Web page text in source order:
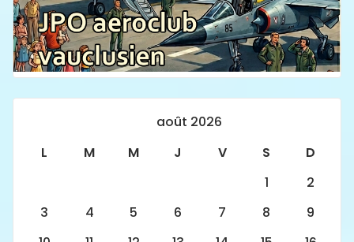
août 2026
L
M M J V S
D
1
2
3
4 5 6 7 8
9